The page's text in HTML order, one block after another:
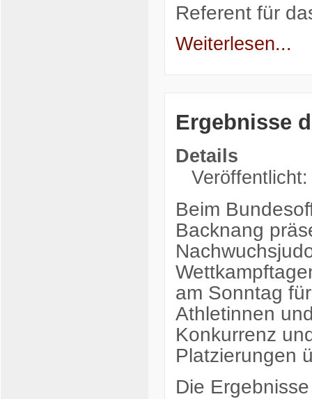
Referent für
Weiterlesen...
Ergebnisse
Details
Beim
Backnang
am Sonntag
Athletinnen
Konkurrenz
Platzierungen
Die